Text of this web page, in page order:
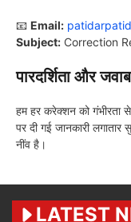
📧 Email:
Subject: Correction
पारदर्शिता और
हम हर करेक्शन को गंभीरता
पर दी गई जानकारी लगातार
नींव है।
LATEST